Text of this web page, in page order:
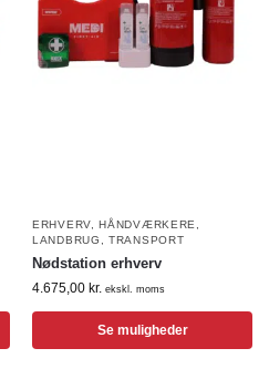
ERHVERV,HÅNDVÆRKERE
LANDBRUG
,TRANSPORT
Nødstation erhverv
4.675,00 kr. ekskl. moms
Se muligheder